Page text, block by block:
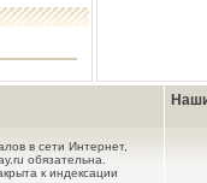
в сети Интернет,
обязательна.
к индексации